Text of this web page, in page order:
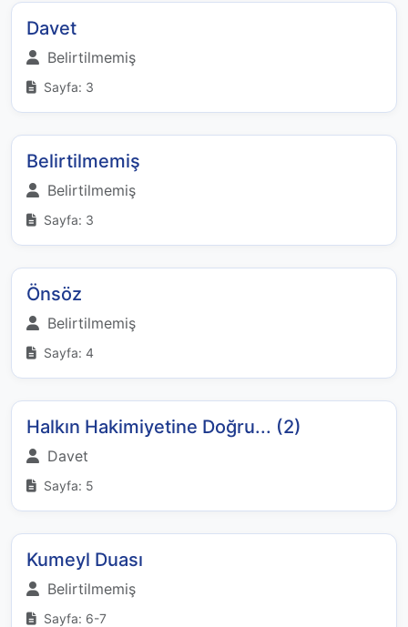
Davet
Belirtilmemiş
Sayfa: 3
Belirtilmemiş
Belirtilmemiş
Sayfa: 3
Önsöz
Belirtilmemiş
Sayfa: 4
Halkın Hakimiyetine Doğru... (2)
Davet
Sayfa: 5
Kumeyl Duası
Belirtilmemiş
Sayfa: 6-7